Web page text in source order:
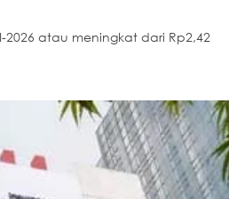
atau meningkat dari Rp2,42